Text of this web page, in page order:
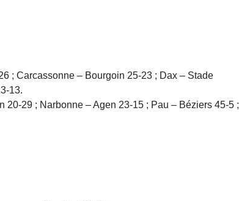
; Carcassonne – Bourgoin 25-23 ; Dax – Stade
13.
20-29 ; Narbonne – Agen 23-15 ; Pau – Béziers 45-5 ;